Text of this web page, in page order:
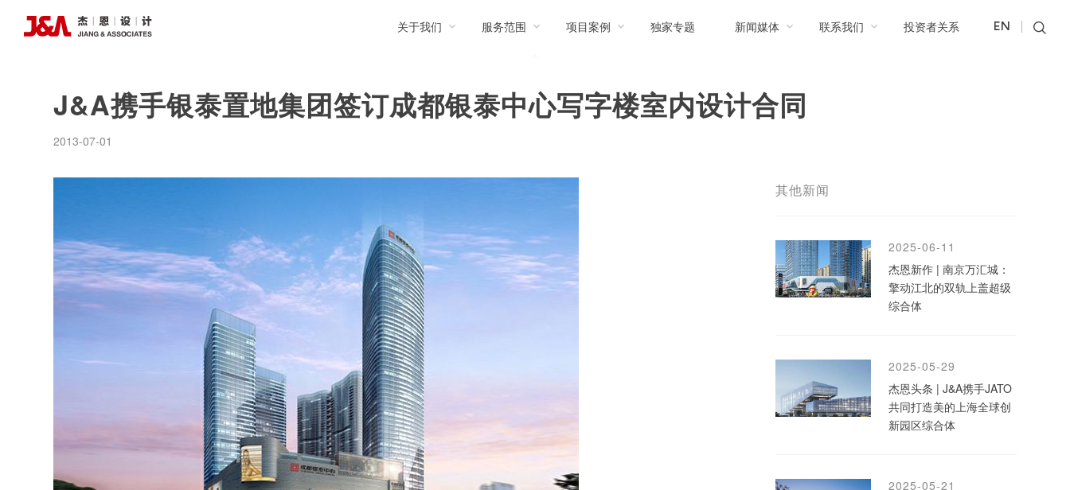
关于我们 服务范围 项目案例 独家专题 新闻媒体 联系我们 投资者关系 EN
J&A携手银泰置地集团签订成都银泰中心写字楼室内设计合同
2013-07-01
其他新闻
2025-06-11
杰恩新作 | 南京万汇城：
擎动江北的双轨上盖超级
综合体
2025-05-29
杰恩头条 | J&A携手JATO
共同打造美的上海全球创
新园区综合体
2025-05-21